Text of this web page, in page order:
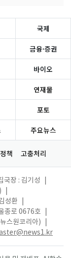
국제
금융·증권
바이오
연재물
포토
주요뉴스
책 고충처리
국장 : 김기성
성환
종로 0676호
스원코리아)